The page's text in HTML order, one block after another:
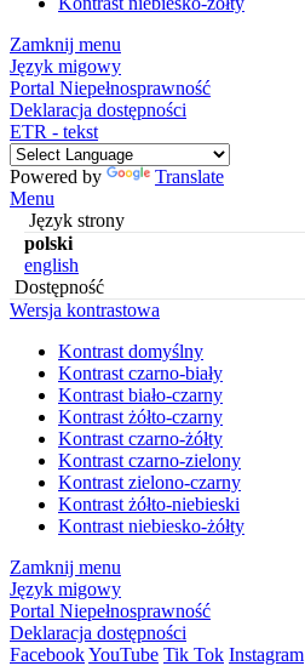
Zamknij menu
Język migowy
Portal Niepełnosprawność
Deklaracja dostępności
ETR - tekst
Powered by
Translate
Menu
Język strony
polski
english
Dostępność
Wersja kontrastowa
Kontrast domyślny
Kontrast czarno-biały
Kontrast biało-czarny
Kontrast żółto-czarny
Kontrast czarno-żółty
Kontrast czarno-zielony
Kontrast zielono-czarny
Kontrast żółto-niebieski
Kontrast niebiesko-żółty
Zamknij menu
Język migowy
Portal Niepełnosprawność
Deklaracja dostępności
FacebookYouTube Tik Tok Instagram